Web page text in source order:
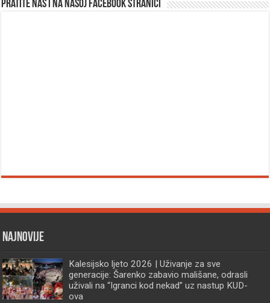
Pratite nas i na našoj facebook stranici
Najnovije
Kalesijsko ljeto 2026 | Uživanje za sve
generacije: Šarenko zabavio mališane, odrasli
uživali na “Igranci kod nekad” uz nastup KUD-
ova